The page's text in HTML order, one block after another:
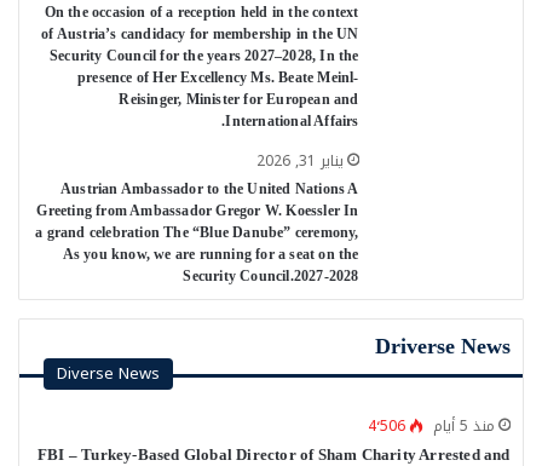
On the occasion of a reception held in the context
of Austria’s candidacy for membership in the UN
Security Council for the years 2027–2028, In the
presence of Her Excellency Ms. Beate Meinl-
Reisinger, Minister for European and
International Affairs.
يناير 31, 2026
Austrian Ambassador to the United Nations A
Greeting from Ambassador Gregor W. Koessler In
a grand celebration The “Blue Danube” ceremony,
As you know, we are running for a seat on the
Security Council.2027-2028
Driverse News
Diverse News
منذ 5 أيام 4٬506
FBI – Turkey-Based Global Director of Sham Charity Arrested and